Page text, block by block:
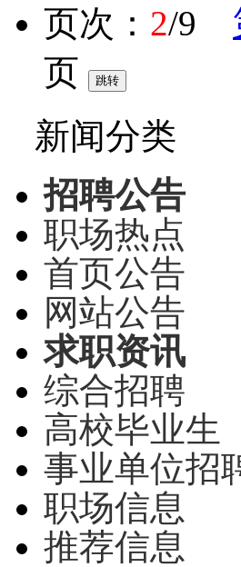
页次： 2/9
页
新闻分类
招聘公告
职场热点
首页公告
网站公告
求职资讯
综合招聘
高校毕业生
事业单位招
职场信息
推荐信息